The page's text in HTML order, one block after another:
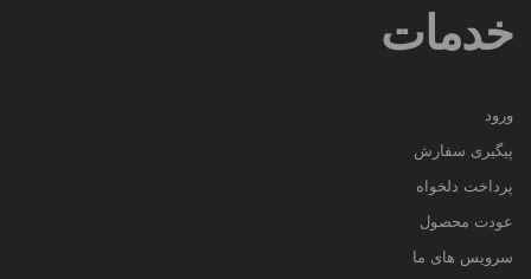
خدمات
ورود
پیگیری سفارش
پرداخت دلخواه
عودت محصول
سرویس های ما